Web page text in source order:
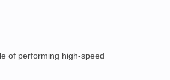
of performing high-speed